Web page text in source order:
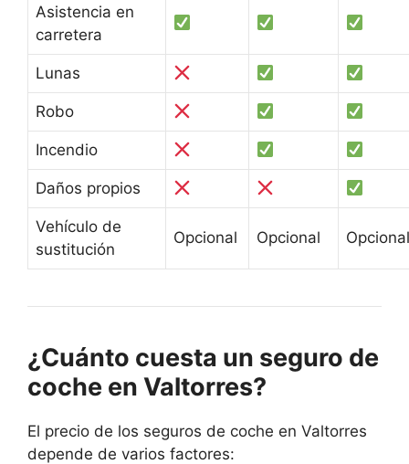
Asistencia en
carretera
Lunas
Robo
Incendio
Daños propios
Vehículo de
sustitución
Opcional Opcional Opcional
¿Cuánto cuesta un seguro de
coche en Valtorres?
El precio de los seguros de coche en Valtorres
depende de varios factores: